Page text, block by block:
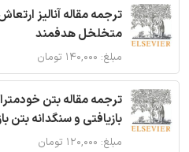
ترجمه مقاله آنالیز
متخلخل هدفمند
مبلغ: ۱۴۰,۰۰۰ تومان
ترجمه مقاله بتن
بازیافتی و سنگدانه بتن
مبلغ: ۱۲۰,۰۰۰ تومان